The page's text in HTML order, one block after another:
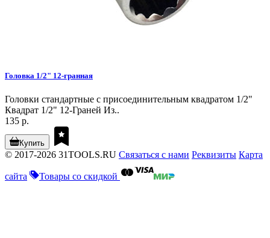
Головка 1/2" 12-гранная
Головки стандартные с присоединительным квадратом 1/2"
Квадрат 1/2" 12-Граней Из..
135 р.
Купить
© 2017-2026 31TOOLS.RU Связаться с нами Реквизиты Карта
сайта Товары со скидкой